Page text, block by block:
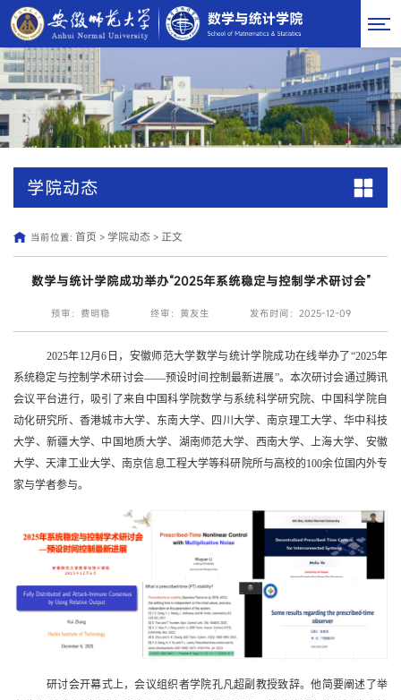
学院动态
当前位置: 首页 > 学院动态 > 正文
数学与统计学院成功举办“2025年系统稳定与控制学术研讨会”
预审：费明稳 终审：黄友生 发布时间：2025-12-09
2025年12月6 日，安徽师范大学数学与统计学院成功在线举办了“2025年
系统稳定与控制学术研讨会——预设时间控制最新进展”。本次研讨会通过腾讯
会议平台进行，吸引了来自中国科学院数学与系统科学研究院、中国科学院自
动化研究所、香港城市大学、东南大学、四川大学、南京理工大学、华中科技
大学、新疆大学、中国地质大学、湖南师范大学、西南大学、上海大学、安徽
大学、天津工业大学、南京信息工程大学等科研院所与高校的100余位国内外专
家与学者参与。
研讨会开幕式上，会议组织者学院孔凡超副教授致辞。他简要阐述了举